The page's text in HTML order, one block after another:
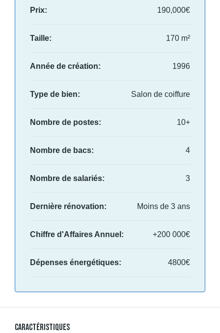
Prix: 190,000€
Taille: 170 m²
Année de création: 1996
Type de bien: Salon de coiffure
Nombre de postes: 10+
Nombre de bacs: 4
Nombre de salariés: 3
Dernière rénovation: Moins de 3 ans
Chiffre d'Affaires Annuel: +200 000€
Dépenses énergétiques: 4800€
Caractéristiques